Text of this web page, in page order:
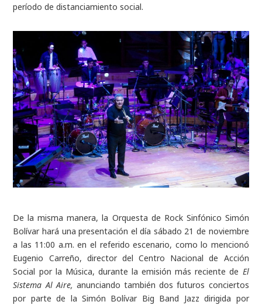
período de distanciamiento social.
De la misma manera, la Orquesta de Rock Sinfónico Simón
Bolívar hará una presentación el día sábado 21 de noviembre
a las 11:00 a.m. en el referido escenario, como lo mencionó
Eugenio Carreño, director del Centro Nacional de Acción
Social por la Música, durante la emisión más reciente de El
Sistema Al Aire, anunciando también dos futuros conciertos
por parte de la Simón Bolívar Big Band Jazz dirigida por